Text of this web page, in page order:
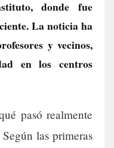
donde fue
La noticia ha
y vecinos,
en los centros
pasó realmente
las primeras